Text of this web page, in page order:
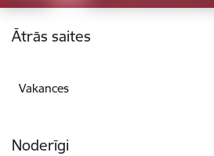
Kājene
Ātrās saites
Vakances
Noderīgi